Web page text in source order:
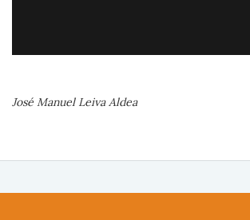
José Manuel Leiva Aldea